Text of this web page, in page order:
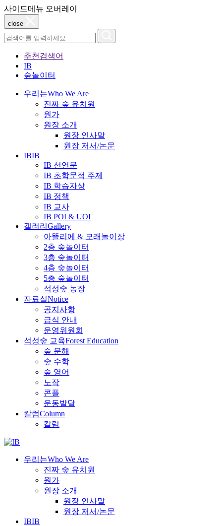
사이드메뉴 오버레이
close
추천검색어
IB
숲놀이터
우리는Who We Are
진짜 숲 유치원
원가
원장 소개
원장 인사말
원장 저서/논문
IBIB
IB 선언문
IB 초학문적 주제
IB 학습자상
IB 정책
IB 교사
IB POI & UOI
갤러리 Gallery
아뜰리에 & 모래놀이장
2층 숲놀이터
3층 숲놀이터
4층 숲놀이터
5층 숲놀이터
석성숲 농장
자료실Notice
공지사항
급식 안내
운영위원회
석성숲 교육Forest Education
숲 문해
숲 수학
숲 영어
노작
콘플
운동발달
칼럼Column
칼럼
우리는Who We Are
진짜 숲 유치원
원가
원장 소개
원장 인사말
원장 저서/논문
IBIB